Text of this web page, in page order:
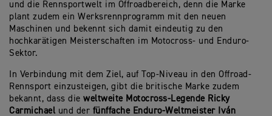
und die Rennsportwelt im Offroadbereich, denn die Marke
plant zudem ein Werksrennprogramm mit den neuen
Maschinen und bekennt sich damit eindeutig zu den
hochkarätigen Meisterschaften im Motocross- und Enduro-
Sektor.
In Verbindung mit dem Ziel, auf Top-Niveau in den Offroad-
Rennsport einzusteigen, gibt die britische Marke zudem
bekannt, dass die weltweite Motocross-Legende Ricky
Carmichael und der fünffache Enduro-Weltmeister Iván